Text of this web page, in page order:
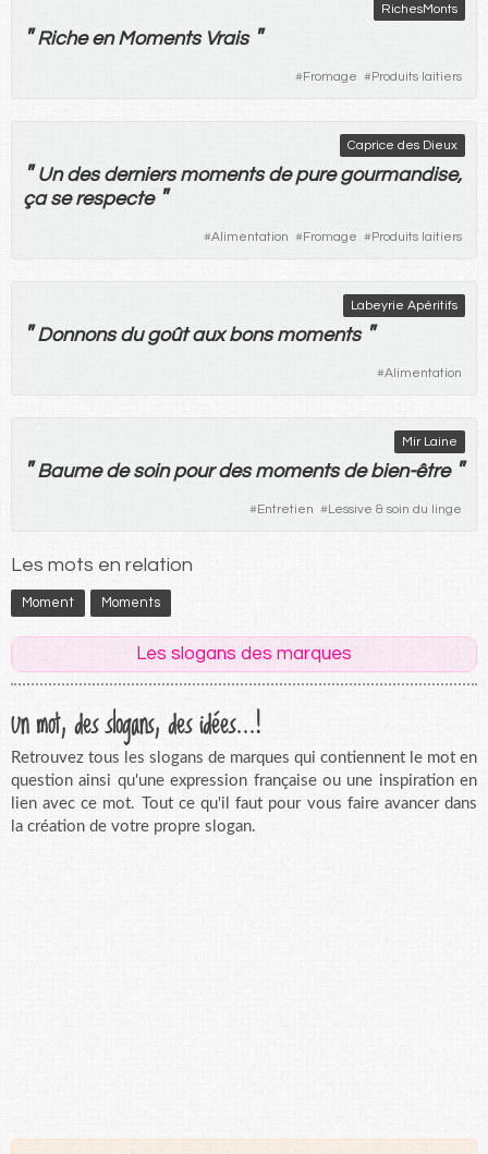
RichesMonts
" Riche en Moments Vrais "
#Fromage #Produits laitiers
Caprice des Dieux
" Un des derniers moments de pure gourmandise,
ça serespecte "
#Alimentation #Fromage #Produits laitiers
Labeyrie Apéritifs
" Donnons du goût aux bons moments "
#Alimentation
Mir Laine
" Baume de soin pour des moments de bien-être "
#Entretien #Lessive & soin du linge
Les mots en relation
Moment Moments
Les slogans des marques
Un mot, des slogans, des idées...!
Retrouvez tous les slogans de marques qui contiennent le mot en
question ainsi qu'une expression française ou une inspiration en
lien avec ce mot. Tout ce qu'il faut pour vous faire avancer dans
la création de votre propre slogan.